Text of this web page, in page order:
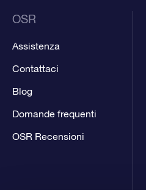
OSR
Assistenza
Contattaci
Blog
Domande frequenti
OSR Recensioni